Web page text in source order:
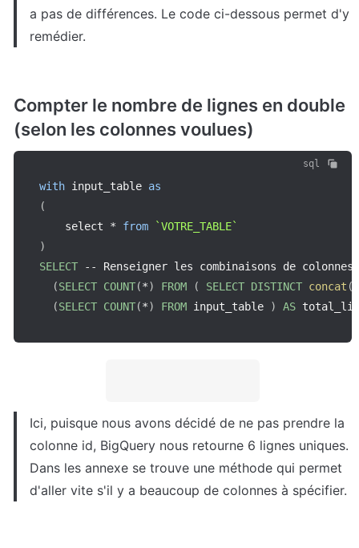
a pas de différences. Le code ci-dessous permet d'y
remédier.
Compter le nombre de lignes en double
(selon les colonnes voulues)
sql
with input_table as
(
    select
* from `VOTRE_TABLE`
)
SELECT
--
Renseigner les combinaisons de
(SELECT COUNT(*) FROM ( SELECT DISTINCT concat (
(SELECT COUNT(*) FROM input_table ) AS
Ici, puisque nous avons décidé de ne pas prendre la
colonne id, BigQuery nous retourne 6 lignes uniques.
Dans les annexe se trouve une méthode qui permet
d'aller vite s'il y a beaucoup de colonnes à spécifier.